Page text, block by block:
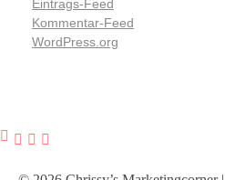
Eintrags-Feed
Kommentar-Feed
WordPress.org